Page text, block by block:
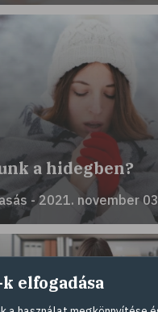
a hidegben?
- 2021. november
elfogadása